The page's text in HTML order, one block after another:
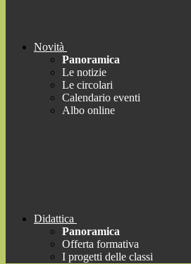
Novità
Panoramica
Le notizie
Le circolari
Calendario eventi
Albo online
Didattica
Panoramica
Offerta formativa
I progetti delle classi